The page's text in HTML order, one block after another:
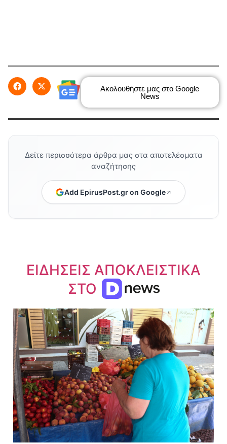
Ακολουθήστε μας στο Google
News
Δείτε περισσότερα άρθρα μας στα αποτελέσματα
αναζήτησης
Add EpirusPost.gr on Google
ΕΙΔΗΣΕΙΣ ΑΠΟΚΛΕΙΣΤΙΚΑ
ΣΤΟ